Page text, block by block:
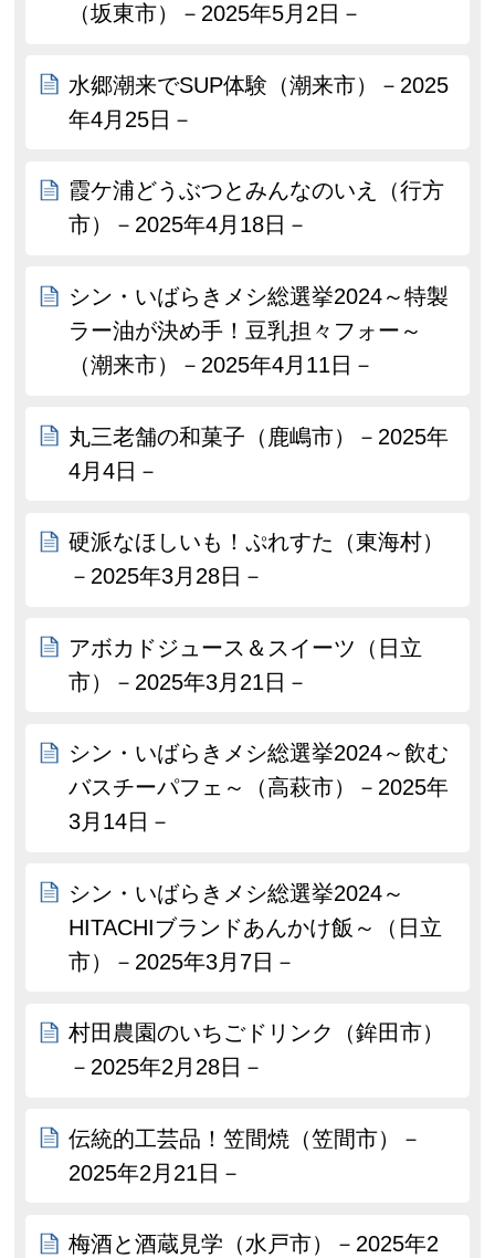
（坂東市）－2025年5月2日－
水郷潮来でSUP体験（潮来市）－2025
年4月25日－
霞ケ浦どうぶつとみんなのいえ（行方
市）－2025年4月18日－
シン・いばらきメシ総選挙2024～特製
ラー油が決め手！豆乳担々フォー～
（潮来市）－2025年4月11日－
丸三老舗の和菓子（鹿嶋市）－2025年
4月4日－
硬派なほしいも！ぷれすた（東海村）
－2025年3月28日－
アボカドジュース＆スイーツ（日立
市）－2025年3月21日－
シン・いばらきメシ総選挙2024～飲む
バスチーパフェ～（高萩市）－2025年
3月14日－
シン・いばらきメシ総選挙2024～
HITACHIブランドあんかけ飯～（日立
市）－2025年3月7日－
村田農園のいちごドリンク（鉾田市）
－2025年2月28日－
伝統的工芸品！笠間焼（笠間市）－
2025年2月21日－
梅酒と酒蔵見学（水戸市）－2025年2